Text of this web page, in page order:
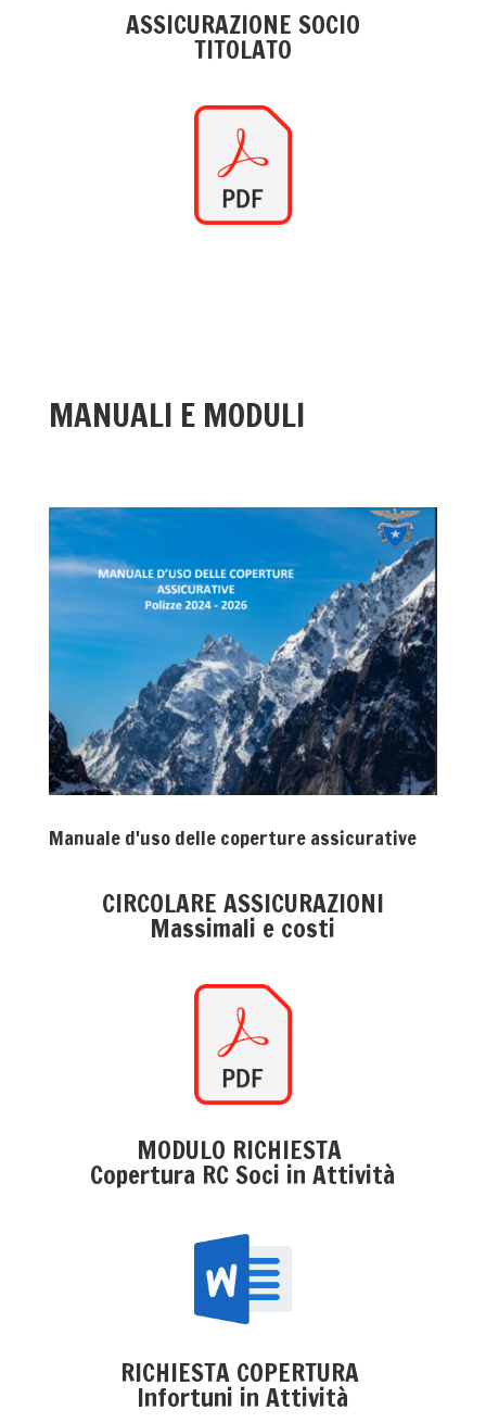
ASSICURAZIONE SOCIO
TITOLATO
MANUALI E MODULI
Manuale d'uso delle coperture assicurative
CIRCOLARE ASSICURAZIONI
Massimali e costi
MODULO RICHIESTA
Copertura RC Soci in Attività
RICHIESTA COPERTURA
Infortuni in Attività